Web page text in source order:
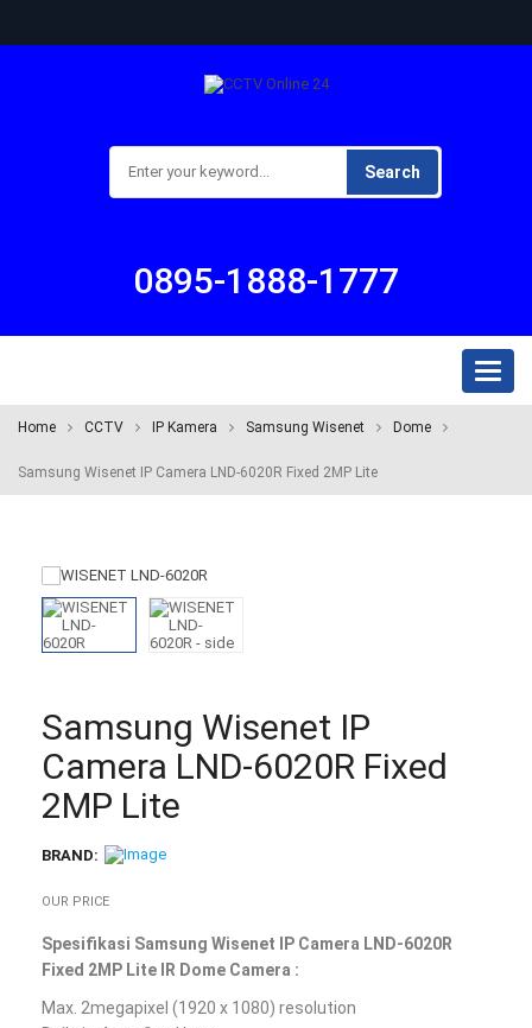
Search
0895-1888-1777
Home CCTV IP Kamera Samsung Wisenet Dome
Samsung Wisenet IP Camera LND-6020R Fixed 2MP Lite
Samsung Wisenet IP
Camera LND-6020R Fixed
2MP Lite
BRAND:
OUR PRICE
Spesifikasi Samsung Wisenet IP Camera LND-6020R
Fixed 2MP Lite IR Dome Camera :
Max. 2megapixel (1920 x 1080) resolution